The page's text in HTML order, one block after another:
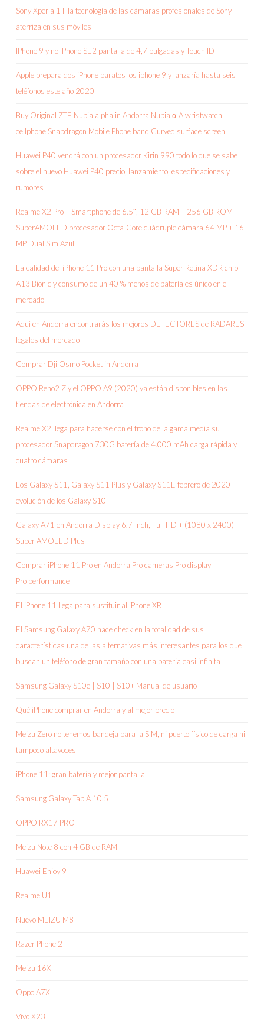
Sony Xperia 1 II la tecnología de las cámaras profesionales de Sony
aterriza en sus móviles
IPhone 9 y no iPhone SE2 pantalla de 4,7 pulgadas y Touch ID
Apple prepara dos iPhone baratos los iphone 9 y lanzaría hasta seis
teléfonos este año 2020
Buy Original ZTE Nubia alpha in Andorra Nubia α A wristwatch
cellphone Snapdragon Mobile Phone band Curved surface screen
Huawei P40 vendrá con un procesador Kirin 990 todo lo que se sabe
sobre el nuevo Huawei P40 precio, lanzamiento, especificaciones y
rumores
Realme X2 Pro – Smartphone de 6.5″, 12 GB RAM + 256 GB ROM
SuperAMOLED procesador Octa-Core cuádruple cámara 64 MP + 16
MP Dual Sim Azul
La calidad del iPhone 11 Pro con una pantalla Super Retina XDR chip
A13 Bionic y consumo de un 40 % menos de batería es único en el
mercado
Aquí en Andorra encontrarás los mejores DETECTORES de RADARES
legales del mercado
Comprar Dji Osmo Pocket in Andorra
OPPO Reno2 Z y el OPPO A9 (2020) ya están disponibles en las
tiendas de electrónica en Andorra
Realme X2 llega para hacerse con el trono de la gama media su
procesador Snapdragon 730G batería de 4.000 mAh carga rápida y
cuatro cámaras
Los Galaxy S11, Galaxy S11 Plus y Galaxy S11E febrero de 2020
evolución de los Galaxy S10
Galaxy A71 en Andorra Display 6.7-inch, Full HD + (1080 x 2400)
Super AMOLED Plus
Comprar iPhone 11 Pro en Andorra Pro cameras Pro display
Pro performance
El iPhone 11 llega para sustituir al iPhone XR
El Samsung Galaxy A70 hace check en la totalidad de sus
características una de las alternativas más interesantes para los que
buscan un teléfono de gran tamaño con una bateria casi infinita
Samsung Galaxy S10e | S10 | S10+ Manual de usuario
Qué iPhone comprar en Andorra y al mejor precio
Meizu Zero no tenemos bandeja para la SIM, ni puerto físico de carga ni
tampoco altavoces
iPhone 11: gran batería y mejor pantalla
Samsung Galaxy Tab A 10.5
OPPO RX17 PRO
Meizu Note 8 con 4 GB de RAM
Huawei Enjoy 9
Realme U1
Nuevo MEIZU M8
Razer Phone 2
Meizu 16X
Oppo A7X
Vivo X23